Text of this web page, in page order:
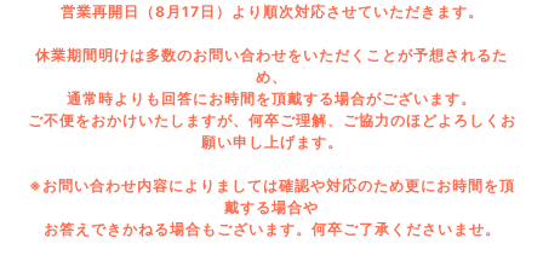
営業再開日（8月17日）より順次対応させていただきます。
休業期間明けは多数のお問い合わせをいただくことが予想されるた
め、
通常時よりも回答にお時間を頂戴する場合がございます。
ご不便をおかけいたしますが、何卒ご理解、ご協力のほどよろしくお
願い申し上げます。
※お問い合わせ内容によりましては確認や対応のため更にお時間を頂
戴する場合や
お答えできかねる場合もございます。何卒ご了承くださいませ。